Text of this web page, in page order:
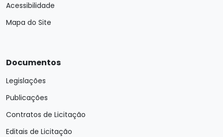
Acessibilidade
Mapa do Site
Documentos
Legislações
Publicações
Contratos de Licitação
Editais de Licitação